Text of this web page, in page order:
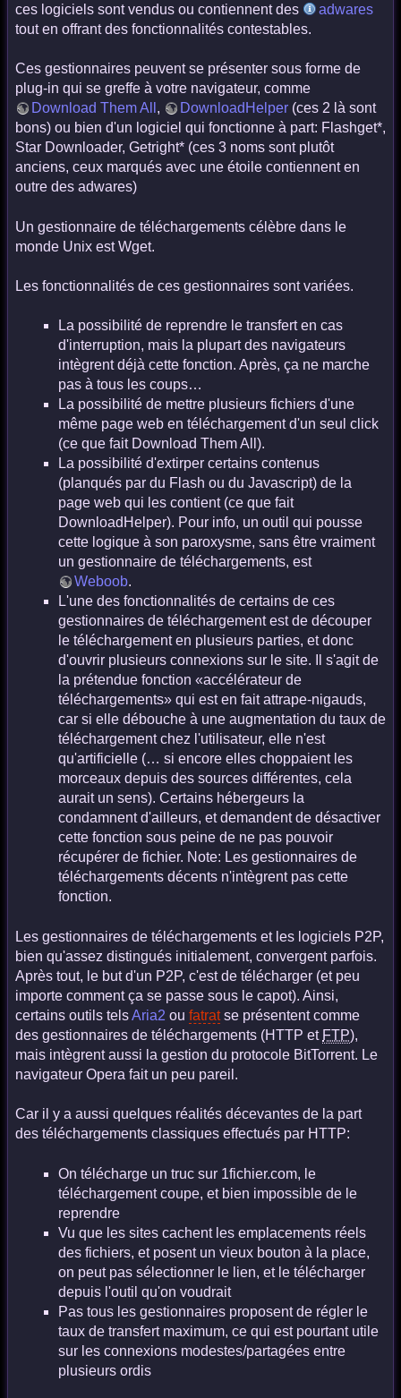
ces logiciels sont vendus ou contiennent des
adwares
tout en offrant des fonctionnalités contestables.
Ces gestionnaires peuvent se présenter sous forme de
plug-in qui se greffe à votre navigateur, comme
Download Them All , DownloadHelper (ces 2 là sont
bons) ou bien d'un logiciel qui fonctionne à part: Flashget*,
Star Downloader, Getright* (ces 3 noms sont plutôt
anciens, ceux marqués avec une étoile contiennent en
outre des adwares)
Un gestionnaire de téléchargements célèbre dans le
monde Unix est Wget.
Les fonctionnalités de ces gestionnaires sont variées.
La possibilité de reprendre le transfert en cas
d'interruption, mais la plupart des navigateurs
intègrent déjà cette fonction. Après, ça ne marche
pas à tous les coups…
La possibilité de mettre plusieurs fichiers d'une
même page web en téléchargement d'un seul click
(ce que fait Download Them All).
La possibilité d'extirper certains contenus
(planqués par du Flash ou du Javascript) de la
page web qui les contient (ce que fait
DownloadHelper). Pour info, un outil qui pousse
cette logique à son paroxysme, sans être vraiment
un gestionnaire de téléchargements, est
Weboob.
L'une des fonctionnalités de certains de ces
gestionnaires de téléchargement est de découper
le téléchargement en plusieurs parties, et donc
d'ouvrir plusieurs connexions sur le site. Il s'agit de
la prétendue fonction «accélérateur de
téléchargements» qui est en fait attrape-nigauds,
car si elle débouche à une augmentation du taux de
téléchargement chez l'utilisateur, elle n'est
qu'artificielle (… si encore elles choppaient les
morceaux depuis des sources différentes, cela
aurait un sens). Certains hébergeurs la
condamnent d'ailleurs, et demandent de désactiver
cette fonction sous peine de ne pas pouvoir
récupérer de fichier. Note: Les gestionnaires de
téléchargements décents n'intègrent pas cette
fonction.
Les gestionnaires de téléchargements et les logiciels P2P,
bien qu'assez distingués initialement, convergent parfois.
Après tout, le but d'un P2P, c'est de télécharger (et peu
importe comment ça se passe sous le capot). Ainsi,
certains outils telsAria2 ou fatratse présentent comme
des gestionnaires de téléchargements (HTTP et FTP),
mais intègrent aussi la gestion du protocole BitTorrent. Le
navigateur Opera fait un peu pareil.
Car il y a aussi quelques réalités décevantes de la part
des téléchargements classiques effectués par HTTP:
On télécharge un truc sur 1fichier.com, le
téléchargement coupe, et bien impossible de le
reprendre
Vu que les sites cachent les emplacements réels
des fichiers, et posent un vieux bouton à la place,
on peut pas sélectionner le lien, et le télécharger
depuis l'outil qu'on voudrait
Pas tous les gestionnaires proposent de régler le
taux de transfert maximum, ce qui est pourtant utile
sur les connexions modestes/partagées entre
plusieurs ordis